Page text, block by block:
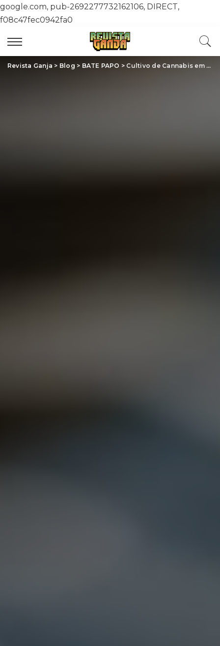
google.com, pub-2692277732162106, DIRECT,
f08c47fec0942fa0
Revista Ganja > Blog > BATE PAPO > Cultivo de Cannabis em Casa: Guia Completo para Iniciantes e Veteranos